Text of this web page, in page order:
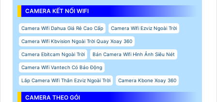
CAMERA KẾT NỐI WIFI
Camera Wifi Dahua Giá Rẻ Cao Cấp Camera Wifi Ezviz Ngoài Trời
Camera Wifi Kbvision Ngoài Trời Quay Xoay 360
Camera Ebitcam Ngoài Trời Bán Camera Wifi Hình Ảnh Siêu Nét
Camera Wifi Vantech Có Báo Động
Lắp Camera Wifi Thân Ezviz Ngoài Trời Camera Kbone Xoay 360
CAMERA THEO GÓI